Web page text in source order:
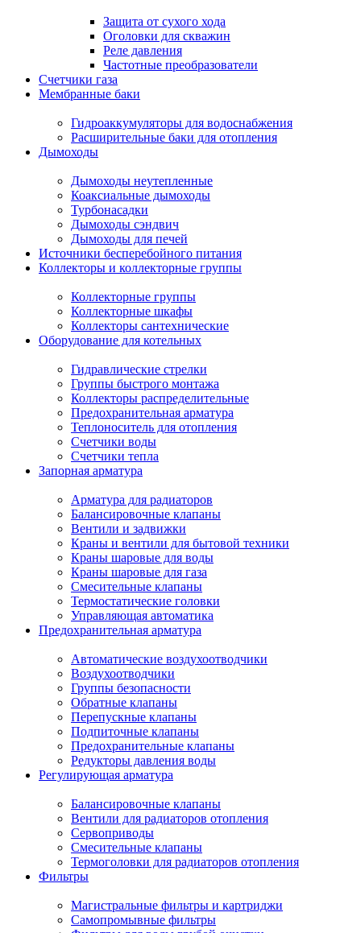
Защита от сухого хода
Оголовки для скважин
Реле давления
Частотные преобразователи
Счетчики газа
Мембранные баки
Гидроаккумуляторы для водоснабжения
Расширительные баки для отопления
Дымоходы
Дымоходы неутепленные
Коаксиальные дымоходы
Турбонасадки
Дымоходы сэндвич
Дымоходы для печей
Источники бесперебойного питания
Коллекторы и коллекторные группы
Коллекторные группы
Коллекторные шкафы
Коллекторы сантехнические
Оборудование для котельных
Гидравлические стрелки
Группы быстрого монтажа
Коллекторы распределительные
Предохранительная арматура
Теплоноситель для отопления
Счетчики воды
Счетчики тепла
Запорная арматура
Арматура для радиаторов
Балансировочные клапаны
Вентили и задвижки
Краны и вентили для бытовой техники
Краны шаровые для воды
Краны шаровые для газа
Смесительные клапаны
Термостатические головки
Управляющая автоматика
Предохранительная арматура
Автоматические воздухоотводчики
Воздухоотводчики
Группы безопасности
Обратные клапаны
Перепускные клапаны
Подпиточные клапаны
Предохранительные клапаны
Редукторы давления воды
Регулирующая арматура
Балансировочные клапаны
Вентили для радиаторов отопления
Сервоприводы
Смесительные клапаны
Термоголовки для радиаторов отопления
Фильтры
Магистральные фильтры и картриджи
Самопромывные фильтры